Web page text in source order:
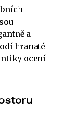
a
hranaté
ocení